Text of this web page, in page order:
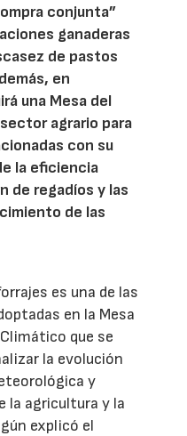
conjunta”
ganaderas
de pastos
en
una Mesa del
agrario para
con su
la eficiencia
de regadíos y las
de las
es una de las
en la Mesa
que se
la evolución
y
la agricultura y la
explicó el